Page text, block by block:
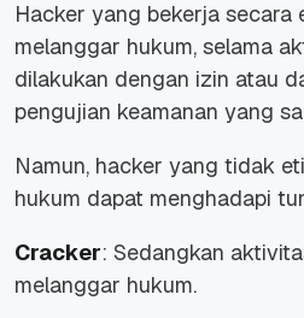
Hacker yang bekerja secara
melanggar hukum, selama
dilakukan dengan izin atau
pengujian keamanan yang
Namun, hacker yang tidak
hukum dapat menghadapi
Cracker: Sedangkan
melanggar hukum.